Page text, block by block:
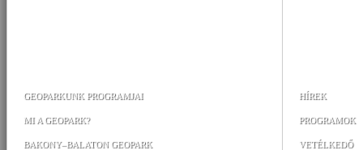
GEOPARKUNK PROGRAMJAI
MI A GEOPARK?
BAKONY–BALATON GEOPARK
HÍREK
PROGRAMOK
VETÉLKEDŐ